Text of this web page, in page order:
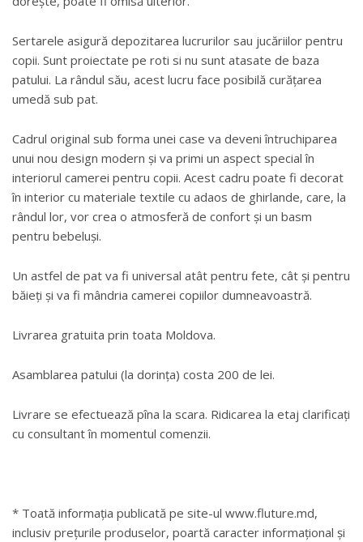
Sertarele asigură depozitarea lucrurilor sau jucăriilor pentru
copii. Sunt proiectate pe roti si nu sunt atasate de baza
patului. La rândul său, acest lucru face posibilă curățarea
umedă sub pat.
Cadrul original sub forma unei case va deveni întruchiparea
unui nou design modern și va primi un aspect special în
interiorul camerei pentru copii. Acest cadru poate fi decorat
în interior cu materiale textile cu adaos de ghirlande, care, la
rândul lor, vor crea o atmosferă de confort și un basm
pentru bebeluși.
Un astfel de pat va fi universal atât pentru fete, cât și pentru
băieți și va fi mândria camerei copiilor dumneavoastră.
Livrarea gratuita prin toata Moldova.
Asamblarea patului (la dorința) costa 200 de lei.
Livrare se efectuează pîna la scara. Ridicarea la etaj clarificați
cu consultant în momentul comenzii.
* Toată informația publicată pe site-ul www.fluture.md,
inclusiv prețurile produselor, poartă caracter informațional și